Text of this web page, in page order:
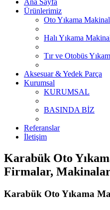
Ürünlerimiz
Oto Yıkama
Halı Yıkama
Tır ve Otobüs
Aksesuar & Yedek Parça
Kurumsal
KURUMSAL
BASINDA BİZ
Referanslar
İletişim
Karabük Oto
Firmalar,
Karabük Oto Yıkama